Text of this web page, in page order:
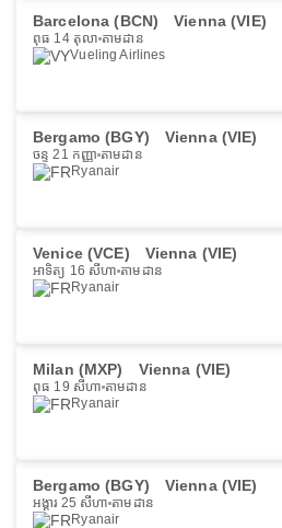
Barcelona (BCN) Vienna (VIE)
ពុធ 14 តុលា តាមដាន
Vueling Airlines
Bergamo (BGY) Vienna (VIE)
ចន្ទ 21 កញ្ញា តាមដាន
Ryanair
Venice (VCE) Vienna (VIE)
អាទិត្យ 16 សីហា តាមដាន
Ryanair
Milan (MXP) Vienna (VIE)
ពុធ 19 សីហា តាមដាន
Ryanair
Bergamo (BGY) Vienna (VIE)
អង្គារ 25 សីហា តាមដាន
Ryanair